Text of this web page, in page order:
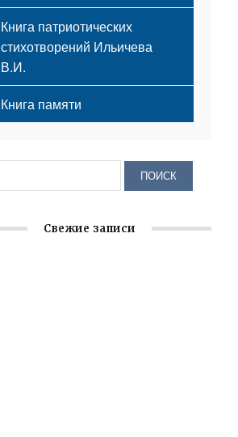
Книга патриотических
стихотворений Ильичева
В.И.
Книга памяти
Свежие записи